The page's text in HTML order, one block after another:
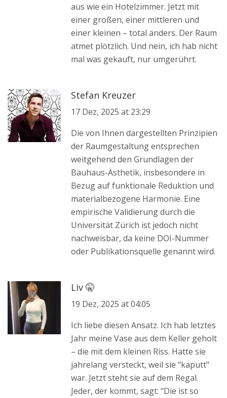
aus wie ein Hotelzimmer. Jetzt mit
einer großen, einer mittleren und
einer kleinen – total anders. Der Raum
atmet plötzlich. Und nein, ich hab nicht
mal was gekauft, nur umgerührt.
Stefan Kreuzer
17 Dez, 2025 at 23:29
Die von Ihnen dargestellten Prinzipien
der Raumgestaltung entsprechen
weitgehend den Grundlagen der
Bauhaus-Ästhetik, insbesondere in
Bezug auf funktionale Reduktion und
materialbezogene Harmonie. Eine
empirische Validierung durch die
Universität Zürich ist jedoch nicht
nachweisbar, da keine DOI-Nummer
oder Publikationsquelle genannt wird.
Liv 🤫
19 Dez, 2025 at 04:05
Ich liebe diesen Ansatz. Ich hab letztes
Jahr meine Vase aus dem Keller geholt
– die mit dem kleinen Riss. Hatte sie
jahrelang versteckt, weil sie "kaputt"
war. Jetzt steht sie auf dem Regal.
Jeder, der kommt, sagt: "Die ist so